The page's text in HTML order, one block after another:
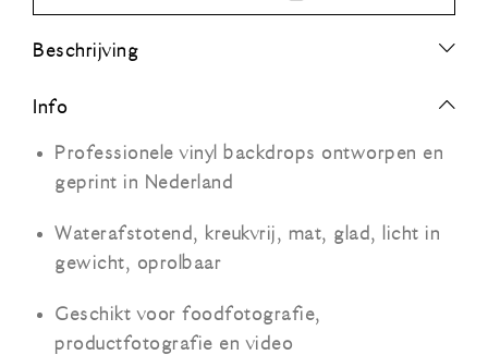
aantal
Beschrijving
Info
Professionele vinyl backdrops ontworpen en
geprint in Nederland
Waterafstotend, kreukvrij, mat, glad, licht in
gewicht, oprolbaar
Geschikt voor foodfotografie,
productfotografie en video